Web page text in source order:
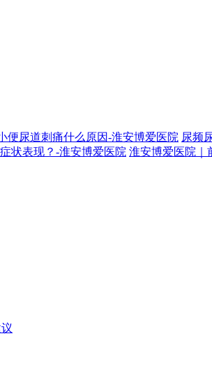
便尿道刺痛什么原因-淮安博爱医院 尿频
状表现？-淮安博爱医院 淮安博爱医院｜